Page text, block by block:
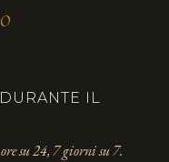
IL
su 24, 7 giorni su 7.